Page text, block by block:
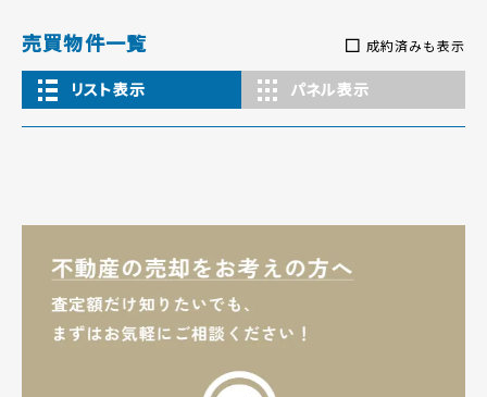
売買物件一覧 成約済みも表示
リスト表示 パネル表示